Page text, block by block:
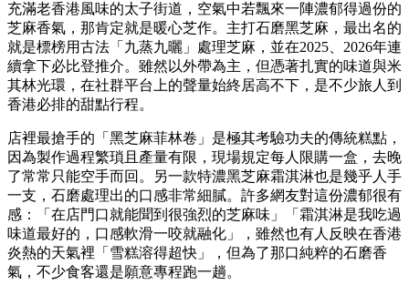
充滿老香港風味的太子街道，空氣中若飄來一陣濃郁得過份的
芝麻香氣，那肯定就是暖心芝作。主打石磨黑芝麻，最出名的
就是標榜用古法「九蒸九曬」處理芝麻，並在2025、2026年連
續拿下必比登推介。雖然以外帶為主，但憑著扎實的味道與米
其林光環，在社群平台上的聲量始終居高不下，是不少旅人到
香港必排的甜點行程。
店裡最搶手的「黑芝麻菲林卷」是極其考驗功夫的傳統糕點，
因為製作過程繁瑣且產量有限，現場規定每人限購一盒，去晚
了常常只能空手而回。另一款特濃黑芝麻霜淇淋也是幾乎人手
一支，石磨處理出的口感非常細膩。許多網友對這份濃郁很有
感：「在店門口就能聞到很強烈的芝麻味」「霜淇淋是我吃過
味道最好的，口感軟滑一咬就融化」，雖然也有人反映在香港
炎熱的天氣裡「雪糕溶得超快」，但為了那口純粹的石磨香
氣，不少食客還是願意專程跑一趟。